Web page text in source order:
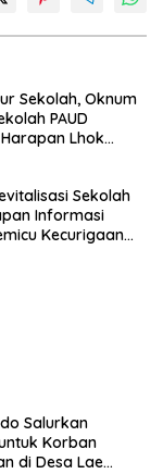
Sekolah, Oknum
PAUD
Lhok
Wartawan Diminta
Anggaran
Sekolah
Informasi
Kecurigaan
Salurkan
Korban
di Desa Lae